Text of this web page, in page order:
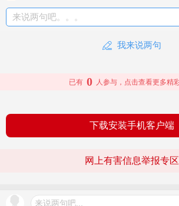
来说两句吧。。。
我来说两句
来说两句吧...
已有 0 人参与，点击查看更多精
下载安装手机客户端
网上有害信息举报专区
© 2026 文旅头条 版权所有